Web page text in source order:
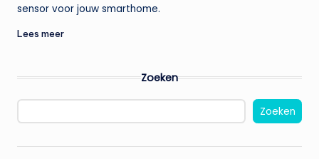
sensor voor jouw smarthome.
Lees meer
Zoeken
Zoeken